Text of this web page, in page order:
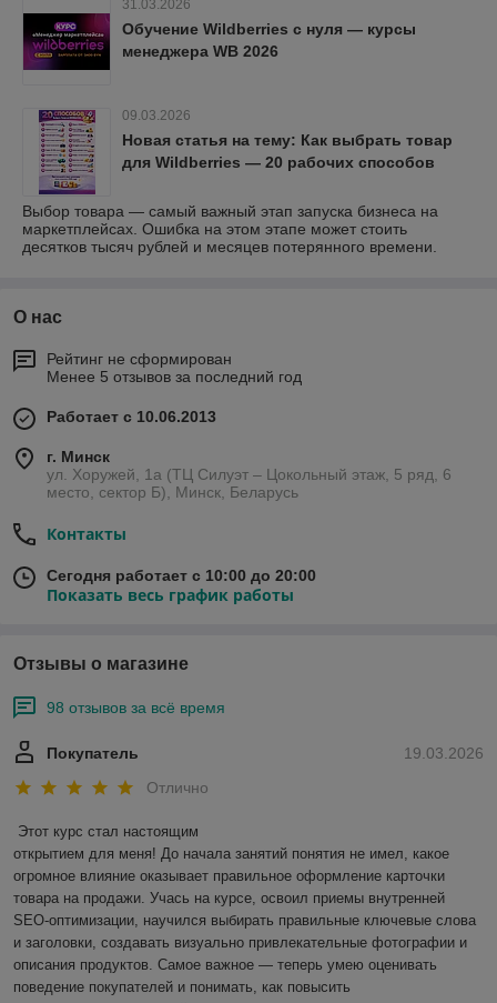
31.03.2026
Обучение Wildberries с нуля — курсы
менеджера WB 2026
09.03.2026
Новая статья на тему: Как выбрать товар
для Wildberries — 20 рабочих способов
Выбор товара — самый важный этап запуска бизнеса на
маркетплейсах. Ошибка на этом этапе может стоить
десятков тысяч рублей и месяцев потерянного времени.
О нас
Рейтинг не сформирован
Менее 5 отзывов за последний год
Работает с 10.06.2013
г. Минск
ул. Хоружей, 1а (ТЦ Силуэт – Цокольный этаж, 5 ряд, 6
место, сектор Б), Минск, Беларусь
Контакты
Сегодня работает с 10:00 до 20:00
Показать весь график работы
Отзывы о магазине
98 отзывов за всё время
19.03.2026
Покупатель
Отлично
Этот курс стал настоящим
открытием для меня! До начала занятий понятия не имел, какое
огромное влияние оказывает правильное оформление карточки
товара на продажи. Учась на курсе, освоил приемы внутренней
SEO-оптимизации, научился выбирать правильные ключевые слова
и заголовки, создавать визуально привлекательные фотографии и
описания продуктов. Самое важное — теперь умею оценивать
поведение покупателей и понимать, как повысить